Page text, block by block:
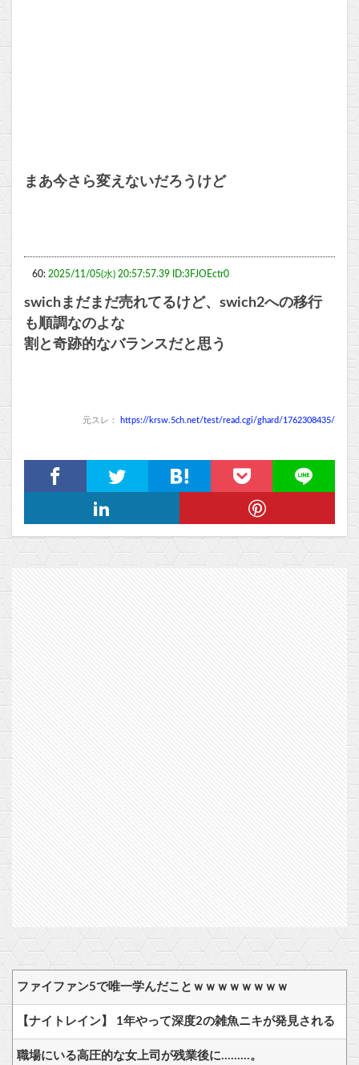
まあ今さら変えないだろうけど
60: 2025/11/05(水) 20:57:57.39 ID:3FJOEctr0
swichまだまだ売れてるけど、swich2への移行
も順調なのよな
割と奇跡的なバランスだと思う
元スレ： https://krsw.5ch.net/test/read.cgi/ghard/1762308435/
ファイファン5で唯一学んだことｗｗｗｗｗｗｗｗ
【ナイトレイン】 1年やって深度2の雑魚ニキが発見される
職場にいる高圧的な女上司が残業後に………。